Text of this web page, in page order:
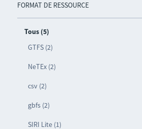
FORMAT DE RESSOURCE
Tous (5)
GTFS (2)
NeTEx (2)
csv (2)
gbfs (2)
SIRI Lite (1)